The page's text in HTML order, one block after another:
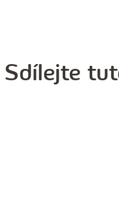
Sdílejte